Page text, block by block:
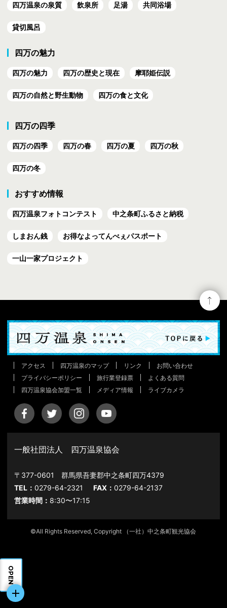
四万温泉の泉質 飲泉所 足湯 共同浴場
貸切風呂
四万の魅力
四万の魅力 四万の歴史と現在 摩耶姫伝説
四万の自然と野生動物 四万の食と文化
四万の四季
四万の四季 四万の春 四万の夏 四万の秋
四万の冬
おすすめ情報
四万温泉フォトコンテスト 中之条町ふるさと納税
しまおん銭 お得なよってんべぇパスポート
一山一家プロジェクト
アクセス 四万温泉のマップ リンク
お問い合わせ
プライバシーポリシー
旅行業登録票
よくある質問
四万温泉協会加盟一覧
メディア情報 ライブカメラ
一般社団法人 四万温泉協会
〒377-0601 群馬県吾妻郡中之条町四万4379
TEL：0279-64-2321 FAX：0279-64-2137
営業時間： 8:30〜17:15
©All Rights Reserved, Copyright （一社）中之条町観光協会
OPEN